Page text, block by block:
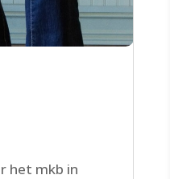
het mkb in